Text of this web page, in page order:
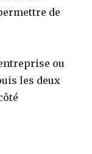
de
ou
les deux